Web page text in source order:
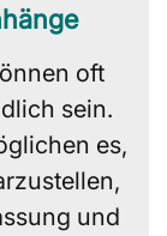
oft
sein.
es,
und